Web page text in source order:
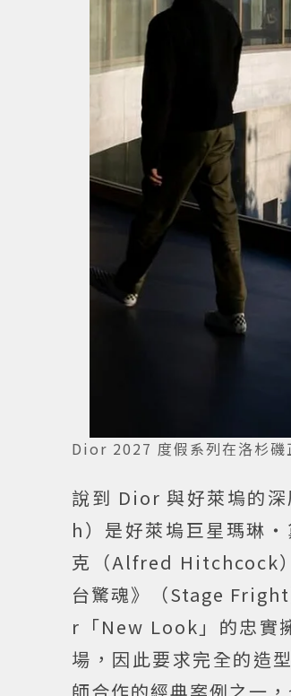
Dior 2027 度假系列在洛杉磯
說到 Dior 與好萊塢的
h）是好萊塢巨星瑪琳
克（Alfred Hitchcock
台驚魂》（Stage
r「New Look」的忠實
場，因此要求完全的造